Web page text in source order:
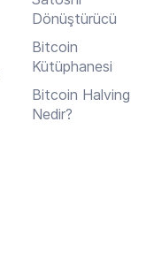
Dönüştürücü
Bitcoin
Kütüphanesi
Bitcoin Halving
Nedir?